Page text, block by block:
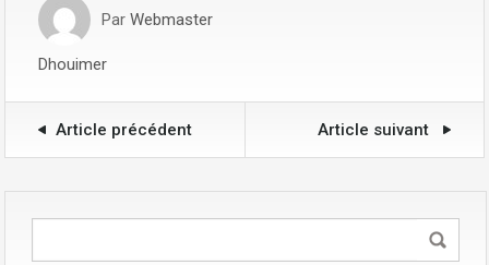
Par Webmaster
Dhouimer
Article précédent Article suivant